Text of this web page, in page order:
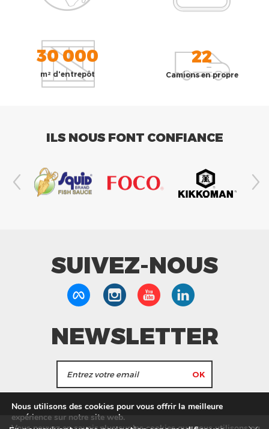
30 000
m² d'entrepôt
22
Camions en propre
ILS NOUS FONT CONFIANCE
SUIVEZ-NOUS
NEWSLETTER
informations de Tang Frères.
Nous utilisons des cookies pour vous offrir la meilleure
expérience sur notre site web.